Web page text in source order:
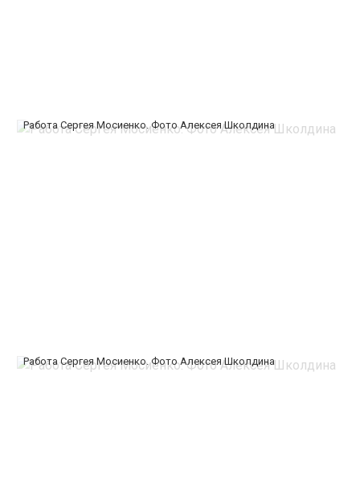
Работа Сергея Мосиенко. Фото Алексея Школдина
Работа Сергея Мосиенко. Фото Алексея Школдина